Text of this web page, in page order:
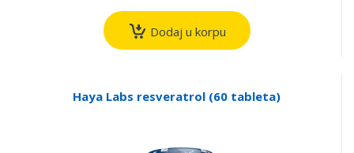
Dodaj u korpu
Haya Labs resveratrol (60 tableta)